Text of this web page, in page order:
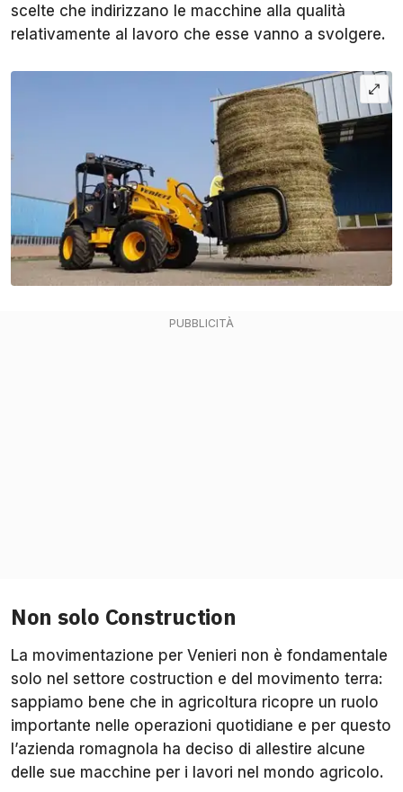
scelte che indirizzano le macchine alla qualità
relativamente al lavoro che esse vanno a svolgere.
Non solo Construction
La movimentazione per Venieri non è fondamentale
solo nel settore costruction e del movimento terra:
sappiamo bene che in agricoltura ricopre un ruolo
importante nelle operazioni quotidiane e per questo
l’azienda romagnola ha deciso di allestire alcune
delle sue macchine per i lavori nel mondo agricolo.